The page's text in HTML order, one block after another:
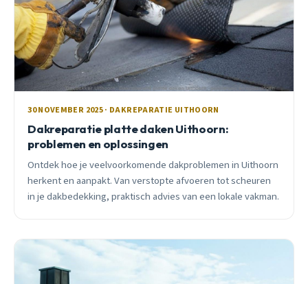
30 NOVEMBER 2025 · DAKREPARATIE UITHOORN
Dakreparatie platte daken Uithoorn:
problemen en oplossingen
Ontdek hoe je veelvoorkomende dakproblemen in Uithoorn
herkent en aanpakt. Van verstopte afvoeren tot scheuren
in je dakbedekking, praktisch advies van een lokale vakman.